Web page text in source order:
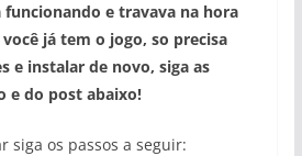
e travava na hora
já tem o jogo, so precisa
e instalar de novo, siga as
e do post abaixo!
siga os passos a seguir: